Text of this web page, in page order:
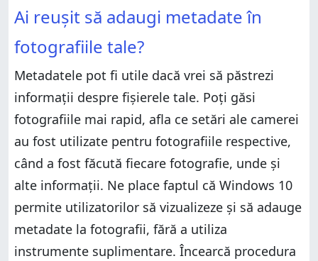
Ai reușit să adaugi metadate în
fotografiile tale?
Metadatele pot fi utile dacă vrei să păstrezi
informații despre fișierele tale. Poți găsi
fotografiile mai rapid, afla ce setări ale camerei
au fost utilizate pentru fotografiile respective,
când a fost făcută fiecare fotografie, unde și
alte informații. Ne place faptul că Windows 10
permite utilizatorilor să vizualizeze și să adauge
metadate la fotografii, fără a utiliza
instrumente suplimentare. Încearcă procedura